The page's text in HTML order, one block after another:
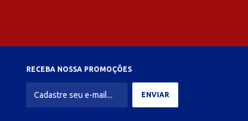
RECEBA NOSSA PROMOÇÕES